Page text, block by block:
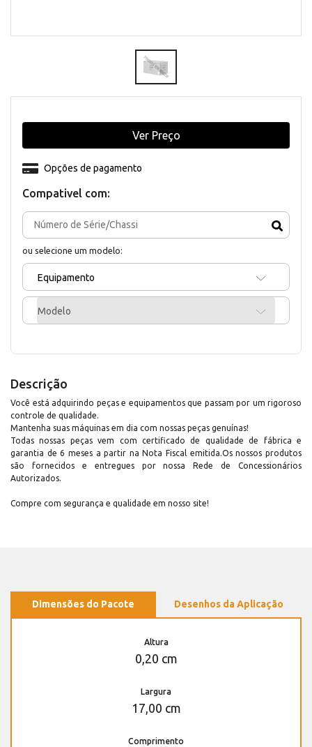
Compativel com:
ou selecione um modelo:
Equipamento
Modelo
Opções de pagamento
Ver Preço
Descrição
Você está adquirindo peças e equipamentos que passam por um rigoroso
controle de qualidade.
Mantenha suas máquinas em dia com nossas peças genuínas!
Todas nossas peças vem com certificado de qualidade de fábrica e
garantia de 6 meses a partir na Nota Fiscal emitida.Os nossos produtos
são fornecidos e entregues por nossa Rede de Concessionários
Autorizados.
Compre com segurança e qualidade em nosso site!
Dimensões do Pacote Desenhos da Aplicação
Altura
0,20 cm
Largura
17,00 cm
Comprimento